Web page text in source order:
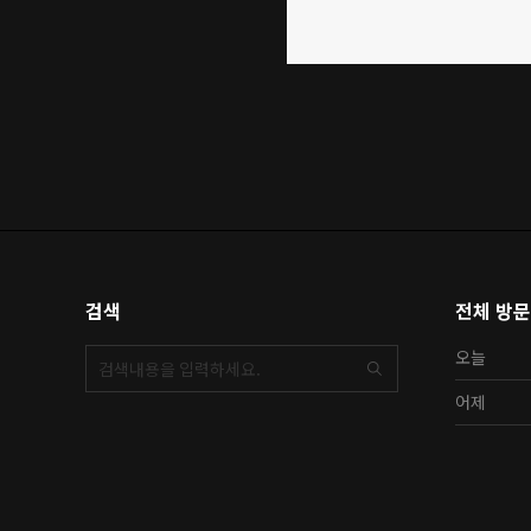
검색 전체 방
오늘
어제